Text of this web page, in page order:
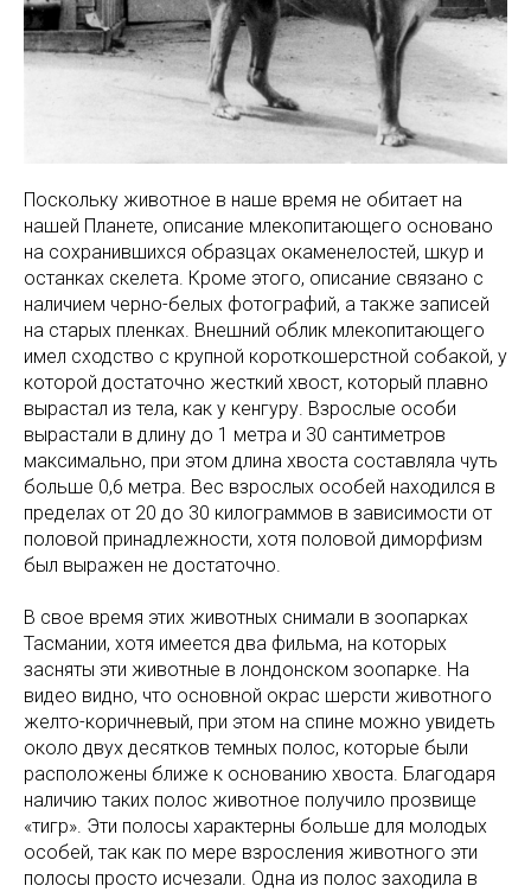
Поскольку животное в наше время не обитает на
нашей Планете, описание млекопитающего основано
на сохранившихся образцах окаменелостей, шкур и
останках скелета. Кроме этого, описание связано с
наличием черно-белых фотографий, а также записей
на старых пленках. Внешний облик млекопитающего
имел сходство с крупной короткошерстной собакой, у
которой достаточно жесткий хвост, который плавно
вырастал из тела, как у кенгуру. Взрослые особи
вырастали в длину до 1 метра и 30 сантиметров
максимально, при этом длина хвоста составляла чуть
больше 0,6 метра. Вес взрослых особей находился в
пределах от 20 до 30 килограммов в зависимости от
половой принадлежности, хотя половой диморфизм
был выражен не достаточно.
В свое время этих животных снимали в зоопарках
Тасмании, хотя имеется два фильма, на которых
засняты эти животные в лондонском зоопарке. На
видео видно, что основной окрас шерсти животного
желто-коричневый, при этом на спине можно увидеть
около двух десятков темных полос, которые были
расположены ближе к основанию хвоста. Благодаря
наличию таких полос животное получило прозвище
«тигр». Эти полосы характерны больше для молодых
особей, так как по мере взросления животного эти
полосы просто исчезали. Одна из полос заходила в